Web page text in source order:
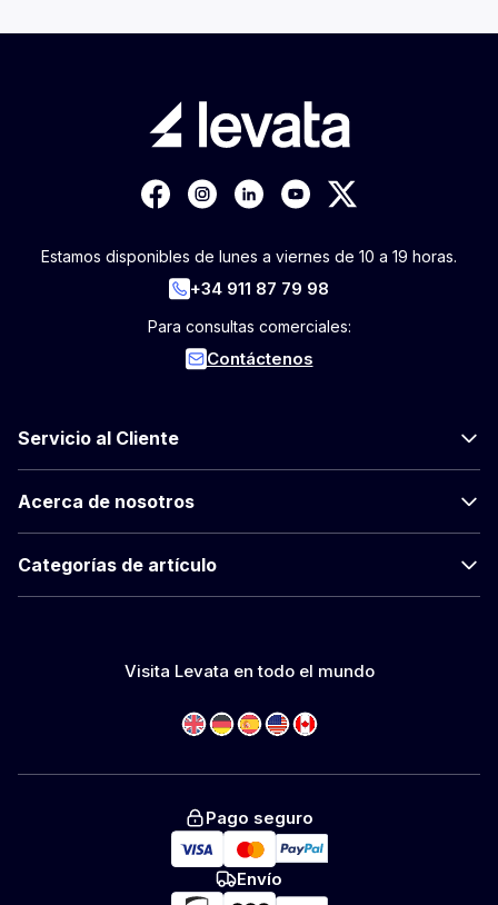
Estamos disponibles de lunes a viernes de 10 a 19 horas.
+34 911 87 79 98
Para consultas comerciales:
Contáctenos
Servicio al Cliente
Acerca de nosotros
Categorías de artículo
Visita Levata en todo el mundo
Pago seguro
Envío